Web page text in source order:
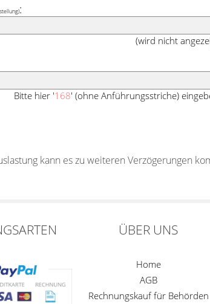
:
(wird nicht
Bitte hier '168' (ohne Anführungsstriche)
kann es zu weiteren Verzögerungen
ÜBER UNS
Home
AGB
Rechnungskauf für Behörden